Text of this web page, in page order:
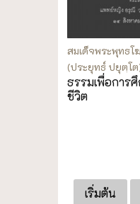
สมเด็จพระพุทธโ
(ประยุทธ์ ปยุตฺโ
ธรรมเพื่อการ
ชีวิต
เริ่มต้น